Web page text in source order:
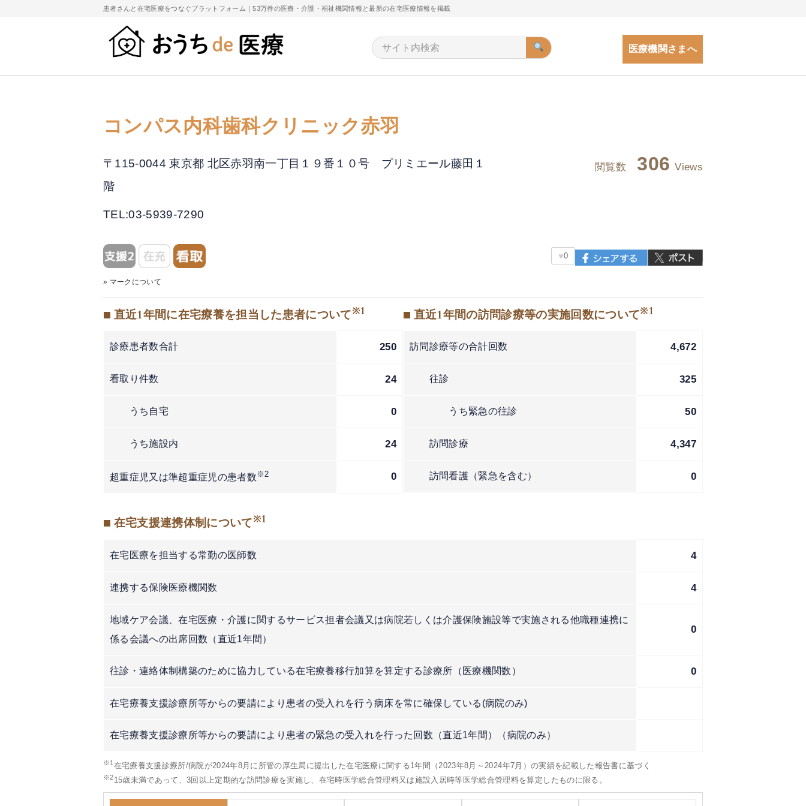
患者さんと在宅医療をつなぐプラットフォーム｜53万件の医療・介護・福祉機関情報と最新の在宅医療情報を掲載
医療機関さまへ
コンパス内科歯科クリニック赤羽
〒115-0044 東京都 北区赤羽南一丁目１９番１０号 プリミエール藤田１
階
TEL:03-5939-7290
閲覧数 306 Views
♥0
» マークについて
■ 直近1年間に在宅療養を担当した患者について※1
診療患者数合計 250
看取り件数 24
うち自宅 0
うち施設内 24
超重症児又は準超重症児の患者数 ※2 0
■ 直近1年間の訪問診療等の実施回数について※1
訪問診療等の合計回数 4,672
往診 325
うち緊急の往診 50
訪問診療 4,347
訪問看護（緊急を含む） 0
■ 在宅支援連携体制について※1
在宅医療を担当する常勤の医師数 4
連携する保険医療機関数 4
地域ケア会議、在宅医療・介護に関するサービス担者会議又は病院若しくは介護保険施設等で実施される他職種連携に
係る会議への出席回数（直近1年間）
0
往診・連絡体制構築のために協力している在宅療養移行加算を算定する診療所（医療機関数） 0
在宅療養支援診療所等からの要請により患者の受入れを行う病床を常に確保している(病院のみ)
在宅療養支援診療所等からの要請により患者の緊急の受入れを行った回数（直近1年間）（病院のみ）
※1 在宅療養支援診療所/病院が2024年8月に所管の厚生局に提出した在宅医療に関する1年間（2023年8月～2024年7月）の実績を記載した報告書に基づく
※215歳未満であって、3回以上定期的な訪問診療を実施し、在宅時医学総合管理料又は施設入居時等医学総合管理料を算定したものに限る。